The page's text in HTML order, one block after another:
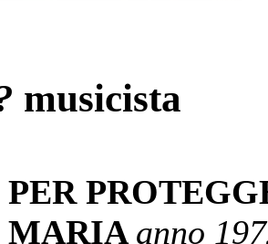
musicista
PER
MARIA anno